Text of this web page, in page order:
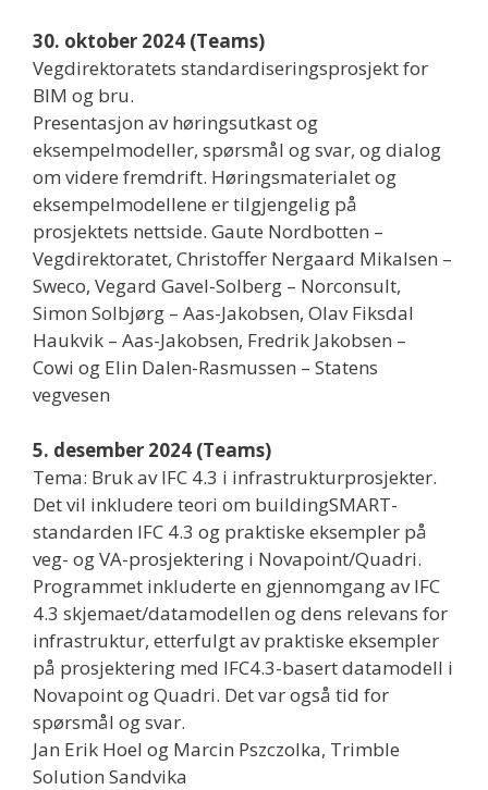
30. oktober 2024 (Teams)
Vegdirektoratets standardiseringsprosjekt for
BIM og bru.
Presentasjon av høringsutkast og
eksempelmodeller, spørsmål og svar, og dialog
om videre fremdrift. Høringsmaterialet og
eksempelmodellene er tilgjengelig på
prosjektets nettside. Gaute Nordbotten –
Vegdirektoratet, Christoffer Nergaard Mikalsen –
Sweco, Vegard Gavel-Solberg – Norconsult,
Simon Solbjørg – Aas-Jakobsen, Olav Fiksdal
Haukvik – Aas-Jakobsen, Fredrik Jakobsen –
Cowi og Elin Dalen-Rasmussen – Statens
vegvesen
5. desember 2024 (Teams)
Tema: Bruk av IFC 4.3 i infrastrukturprosjekter.
Det vil inkludere teori om buildingSMART-
standarden IFC 4.3 og praktiske eksempler på
veg- og VA-prosjektering i Novapoint/Quadri.
Programmet inkluderte en gjennomgang av IFC
4.3 skjemaet/datamodellen og dens relevans for
infrastruktur, etterfulgt av praktiske eksempler
på prosjektering med IFC4.3-basert datamodell i
Novapoint og Quadri. Det var også tid for
spørsmål og svar.
Jan Erik Hoel og Marcin Pszczolka, Trimble
Solution Sandvika